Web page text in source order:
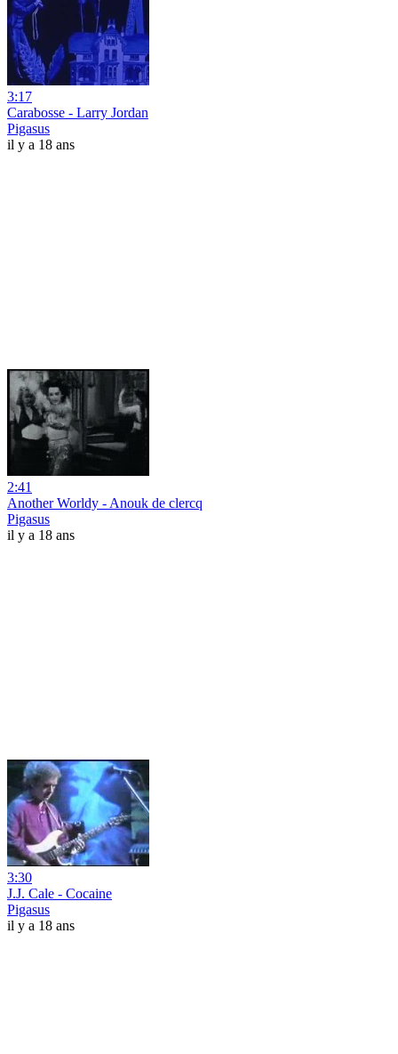
3:17
Carabosse - Larry Jordan
Pigasus
il y a 18 ans
2:41
Another Worldy - Anouk de clercq
Pigasus
il y a 18 ans
3:30
J.J. Cale - Cocaine
Pigasus
il y a 18 ans